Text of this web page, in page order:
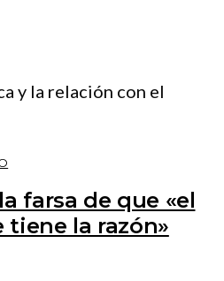
farsa de que «el
la razón»